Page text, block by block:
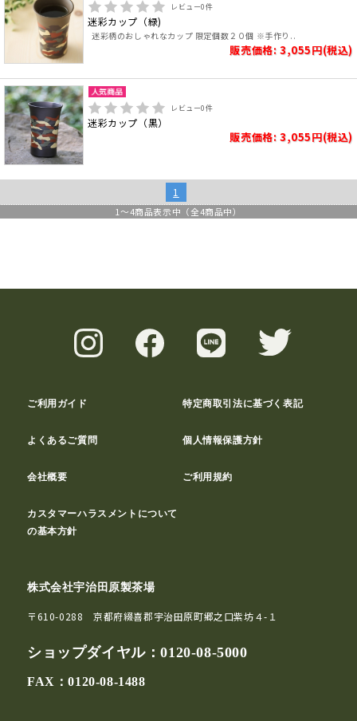
レビュー0件
迷彩カップ（緑)
迷彩柄のおしゃれなカップ 限定個数２０個 ※手作り..
販売価格: 3,055円(税込)
レビュー0件
迷彩カップ（黒）
販売価格: 3,055円(税込)
1
1 ～4商品表示中（全4商品中）
ご利用ガイド 特定商取引法に基づく表記
よくあるご質問 個人情報保護方針
会社概要 ご利用規約
カスタマーハラスメントについて
の基本方針
株式会社宇治田原製茶場
〒610-0288 京都府綴喜郡宇治田原町郷之口紫坊４-１
ショップダイヤル：0120-08-5000
FAX：0120-08-1488